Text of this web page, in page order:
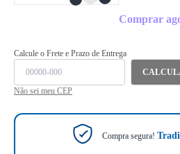
Comprar
Calcule o Frete e Prazo de Entrega
Não sei meu CEP
Compra segura!